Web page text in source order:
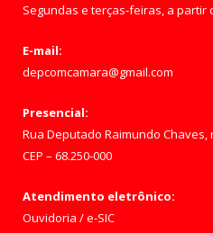
Segundas e terças-feiras, a partir
E-mail:
depcomcamara@gmail.com
Presencial:
Rua Deputado Raimundo Chaves,
CEP – 68.250-000
Atendimento eletrônico:
Ouvidoria /e-SIC